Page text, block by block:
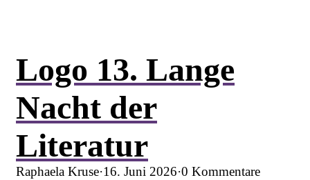
Logo 13. Lange
Nacht der
Literatur
Raphaela Kruse·16. Juni 2026·0 Kommentare